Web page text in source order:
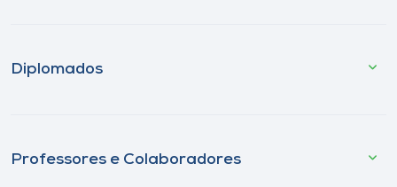
Diplomados
Professores e Colaboradores